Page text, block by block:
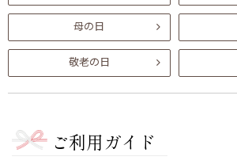
母の日
敬老の日
ご利用ガイド